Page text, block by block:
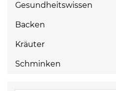
Gesundheitswissen
Backen
Kräuter
Schminken